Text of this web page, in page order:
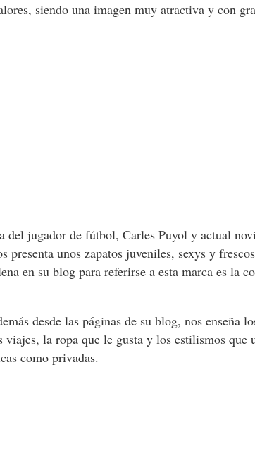
siendo una imagen muy atractiva y con
del jugador de fútbol, Carles Puyol y actual
presenta unos zapatos juveniles, sexys y
en su blog para referirse a esta marca es la
desde las páginas de su blog, nos enseña
viajes, la ropa que le gusta y los estilismos que
como privadas.